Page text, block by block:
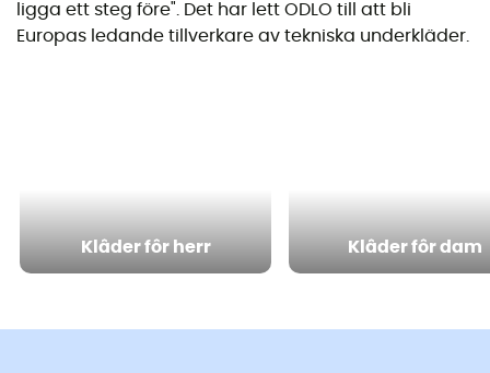
ligga ett steg före". Det har lett ODLO till att bli
Europas ledande tillverkare av tekniska underkläder.
Klâder fôr herr Klâder fôr dam